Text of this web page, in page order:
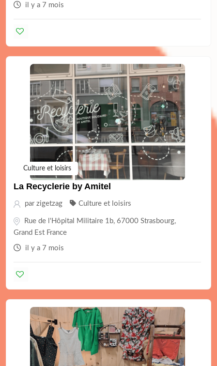
il y a 7 mois
Culture et loisirs
La Recyclerie by Amitel
par zigetzag Culture et loisirs
Rue de l'Hôpital Militaire 1b, 67000 Strasbourg,
Grand Est France
il y a 7 mois